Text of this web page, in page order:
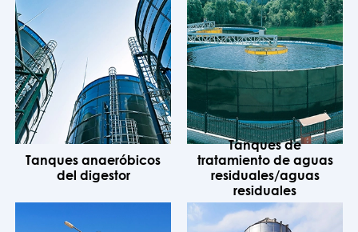
Tanques anaeróbicos
del digestor
Tanques de
tratamiento de aguas
residuales/aguas
residuales